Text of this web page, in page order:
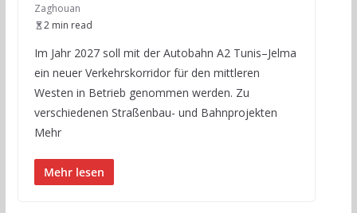
Zaghouan
2 min read
Im Jahr 2027 soll mit der Autobahn A2 Tunis–Jelma
ein neuer Verkehrskorridor für den mittleren
Westen in Betrieb genommen werden. Zu
verschiedenen Straßenbau- und Bahnprojekten
Mehr
Mehr lesen